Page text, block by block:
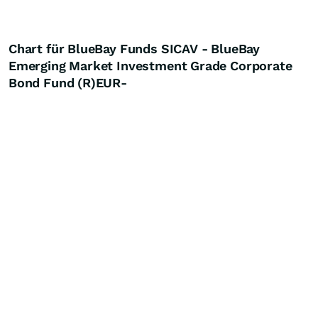
Chart für BlueBay Funds SICAV - BlueBay
Emerging Market Investment Grade Corporate
Bond Fund (R)EUR-